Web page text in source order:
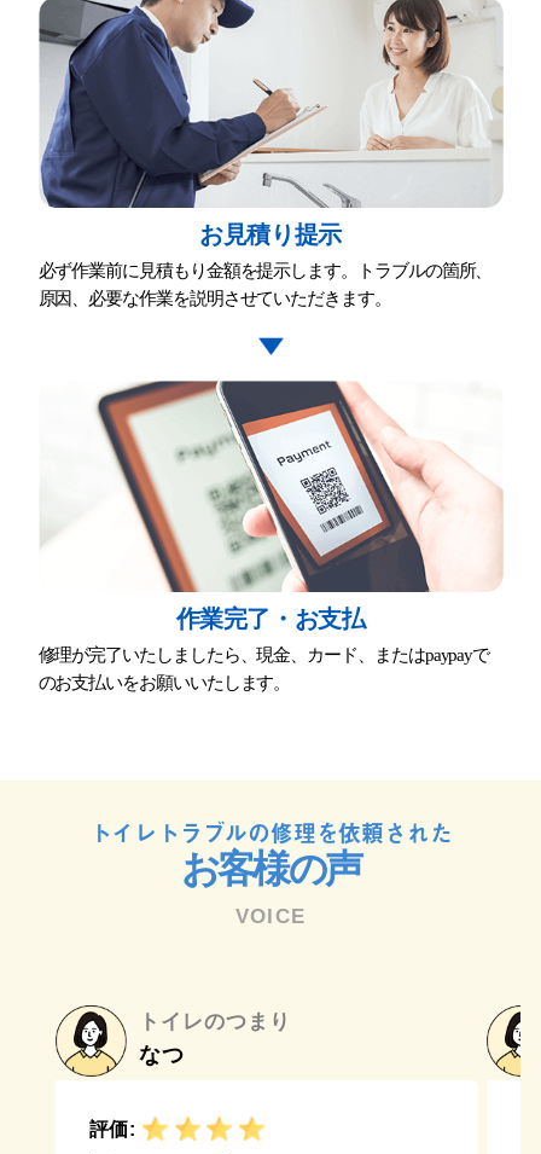
お⾒積り提⽰
必ず作業前に⾒積もり⾦額を提⽰します。トラブルの箇所、
原因、必要な作業を説明させていただきます。
作業完了・お⽀払
修理が完了いたしましたら、現⾦、カード、またはpaypayで
のお⽀払いをお願いいたします。
トイレトラブルの修理を依頼された
お客様の声
VOICE
トイレのつまり
なつ
評価: